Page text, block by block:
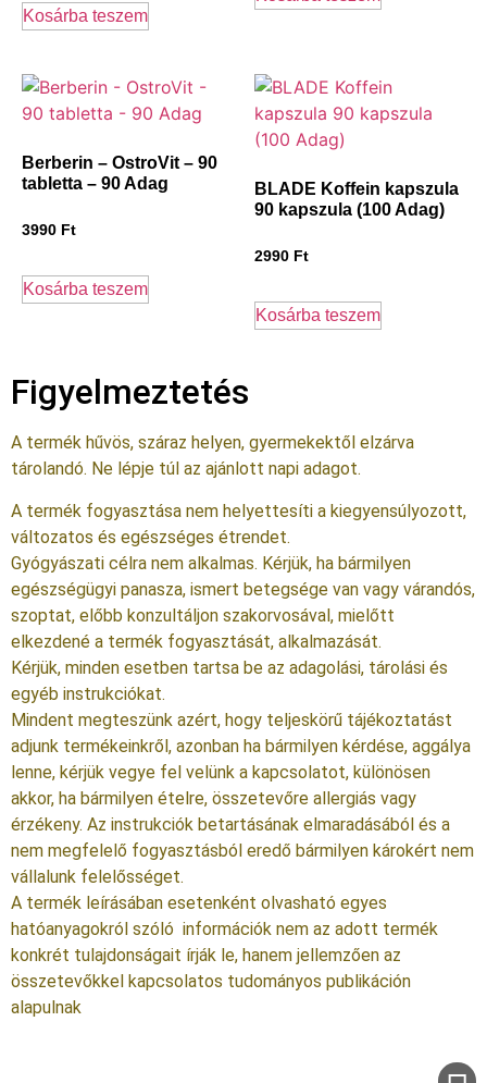
Kosárba teszem
Berberin – OstroVit – 90
tabletta – 90 Adag
3990 Ft
Kosárba teszem
BLADE Koffein kapszula
90 kapszula (100 Adag)
2990 Ft
Kosárba teszem
Figyelmeztetés
A termék hűvös, száraz helyen, gyermekektől elzárva
tárolandó. Ne lépje túl az ajánlott napi adagot.
A termék fogyasztása nem helyettesíti a kiegyensúlyozott,
változatos és egészséges étrendet.
Gyógyászati célra nem alkalmas. Kérjük, ha bármilyen
egészségügyi panasza, ismert betegsége van vagy várandós,
szoptat, előbb konzultáljon szakorvosával, mielőtt
elkezdené a termék fogyasztását, alkalmazását.
Kérjük, minden esetben tartsa be az adagolási, tárolási és
egyéb instrukciókat.
Mindent megteszünk azért, hogy teljeskörű tájékoztatást
adjunk termékeinkről, azonban ha bármilyen kérdése, aggálya
lenne, kérjük vegye fel velünk a kapcsolatot, különösen
akkor, ha bármilyen ételre, összetevőre allergiás vagy
érzékeny. Az instrukciók betartásának elmaradásából és a
nem megfelelő fogyasztásból eredő bármilyen károkért nem
vállalunk felelősséget.
A termék leírásában esetenként olvasható egyes
hatóanyagokról szóló információk nem az adott termék
konkrét tulajdonságait írják le, hanem jellemzően az
összetevőkkel kapcsolatos tudományos publikáción
alapulnak